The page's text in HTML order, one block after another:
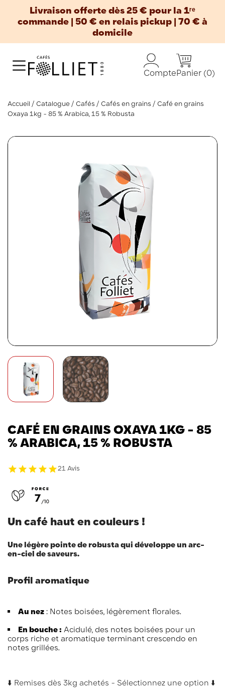
Livraison offerte dès 25 € pour la 1ʳᵉ
commande | 50 € en relais pickup | 70 € à
domicile
ComptePanier (0)
Accueil Catalogue Cafés Cafés en grains
Café en grains
Oxaya 1kg - 85 % Arabica, 15 % Robusta
CAFÉ EN GRAINS OXAYA 1KG - 85
% ARABICA, 15 % ROBUSTA
21 Avis
Un café haut en couleurs !
Une légère pointe de robusta qui développe un arc-
en-ciel de saveurs.
Profil aromatique
Au nez : Notes boisées, légèrement florales.
En bouche : Acidulé, des notes boisées pour un
corps riche et aromatique terminant crescendo en
notes grillées.
⬇️ Remises dès 3kg achetés - Sélectionnez une option ⬇️